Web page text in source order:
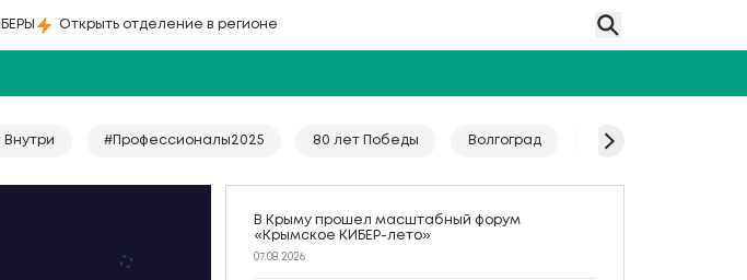
Открыть отделение в регионе
#Профессионалы2025 80 лет Победы Волгоград Гайд
В Крыму прошел масштабный форум
«Крымское КИБЕР-лето»
07.08.2026